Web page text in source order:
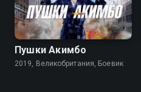
Пушки Акимбо
2019, Великобритания, Боевик